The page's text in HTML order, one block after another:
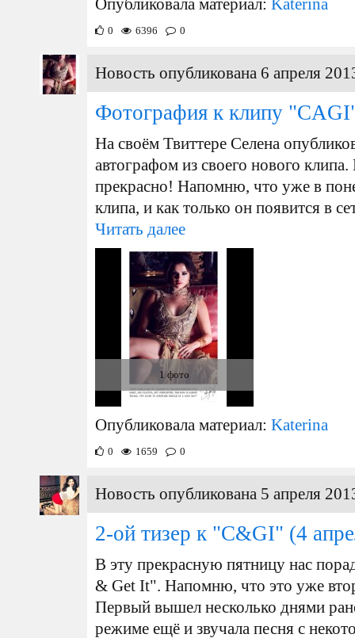
Опубликовала материал: Katerina
0 6396 0
Новость опубликована 6 апреля
Фотография к клипу
На своём Твиттере Селена
автографом из своего нового
прекрасно! Напомню, что уже в
клипа, и как только он появится в
Читать далее
1 фото
Опубликовала материал: Katerina
0 1659 0
Новость опубликована 5 апреля
2-ой тизер к "C&GI" (4
В эту прекрасную пятницу нас
& Get It". Напомню, что это уже
Первый вышел несколько днями
режиме ещё и звучала песня с